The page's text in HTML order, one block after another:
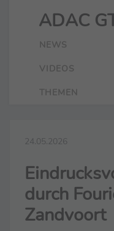
ADAC
NEWS
VIDEOS
THEMEN
24.05.2026
durch
Zandvoort